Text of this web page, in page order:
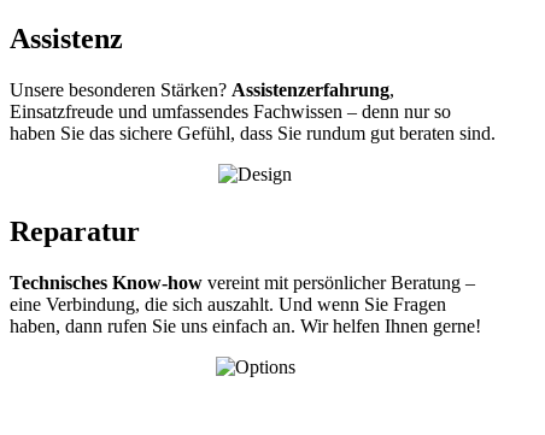
Assistenz
Unsere besonderen Stärken? Assistenzerfahrung,
Einsatzfreude und umfassendes Fachwissen – denn nur so
haben Sie das sichere Gefühl, dass Sie rundum gut beraten sind.
Reparatur
Technisches Know-how vereint mit persönlicher Beratung –
eine Verbindung, die sich auszahlt. Und wenn Sie Fragen
haben, dann rufen Sie uns einfach an. Wir helfen Ihnen gerne!